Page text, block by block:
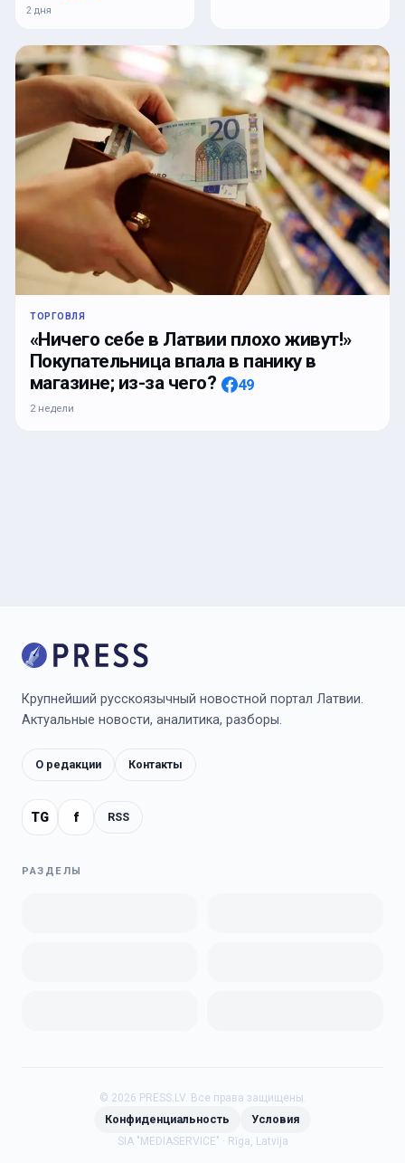
2 дня
ТОРГОВЛЯ
«Ничего себе в Латвии плохо живут!»
Покупательница впала в панику в
магазине; из-за чего?
49
2 недели
Крупнейший русскоязычный новостной портал Латвии.
Актуальные новости, аналитика, разборы.
О редакции Контакты
TG f RSS
РАЗДЕЛЫ
© 2026 PRESS.LV. Все права защищены.
Конфиденциальность Условия
SIA "MEDIASERVICE" · Rīga, Latvija